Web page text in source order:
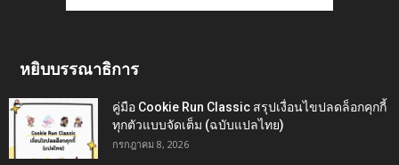
หยิบบรรณาธิการ
คู่มือ Cookie Run Classic สรุปเงื่อนไขปลดล็อกคุกกี้
ทุกตัวแบบจัดเต็ม (ฉบับแปลไทย)
กรกฎาคม 8, 2026